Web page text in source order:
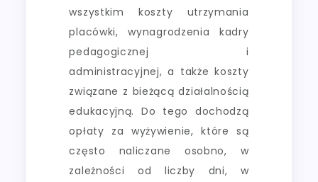
wszystkim koszty utrzymania
placówki, wynagrodzenia kadry
pedagogicznej i
administracyjnej, a także koszty
związane z bieżącą działalnością
edukacyjną. Do tego dochodzą
opłaty za wyżywienie, które są
często naliczane osobno, w
zależności od liczby dni, w